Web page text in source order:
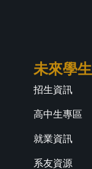
未來學生
招生資訊
高中生專區
就業資訊
系友資源